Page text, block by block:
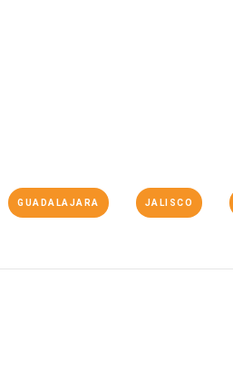
GUADALAJARA JALISCO